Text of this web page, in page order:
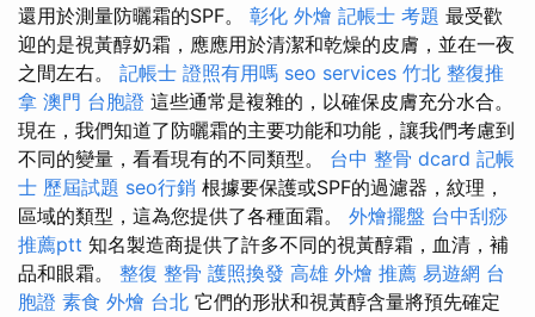
還用於測量防曬霜的SPF。 彰化 外燴 記帳士 考題 最受歡
迎的是視黃醇奶霜，應應用於清潔和乾燥的皮膚，並在一夜
之間左右。 記帳士 證照有用嗎 seo services 竹北 整復推
拿 澳門 台胞證 這些通常是複雜的，以確保皮膚充分水合。
現在，我們知道了防曬霜的主要功能和功能，讓我們考慮到
不同的變量，看看現有的不同類型。 台中 整骨 dcard 記帳
士 歷屆試題 seo行銷 根據要保護或SPF的過濾器，紋理，
區域的類型，這為您提供了各種面霜。 外燴擺盤 台中刮痧
推薦ptt 知名製造商提供了許多不同的視黃醇霜，血清，補
品和眼霜。 整復 整骨 護照換發 高雄 外燴 推薦 易遊網 台
胞證 素食 外燴 台北 它們的形狀和視黃醇含量將預先確定